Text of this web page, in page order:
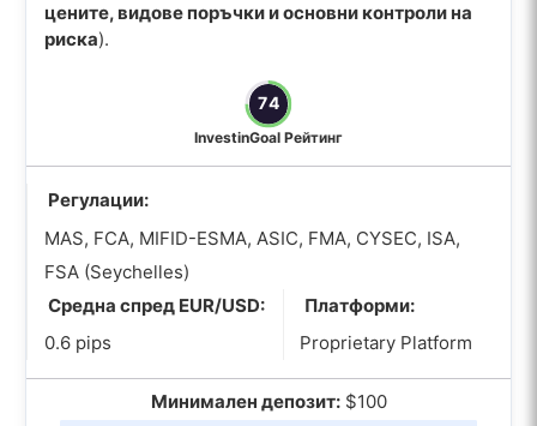
цените, видове поръчки и основни контроли на
риска).
74
InvestinGoal Рейтинг
Регулации:
MAS, FCA, MIFID-ESMA, ASIC, FMA, CYSEC, ISA,
FSA (Seychelles)
Средна спред EUR/USD:
0.6 pips
Платформи:
Proprietary Platform
Минимален депозит:$100